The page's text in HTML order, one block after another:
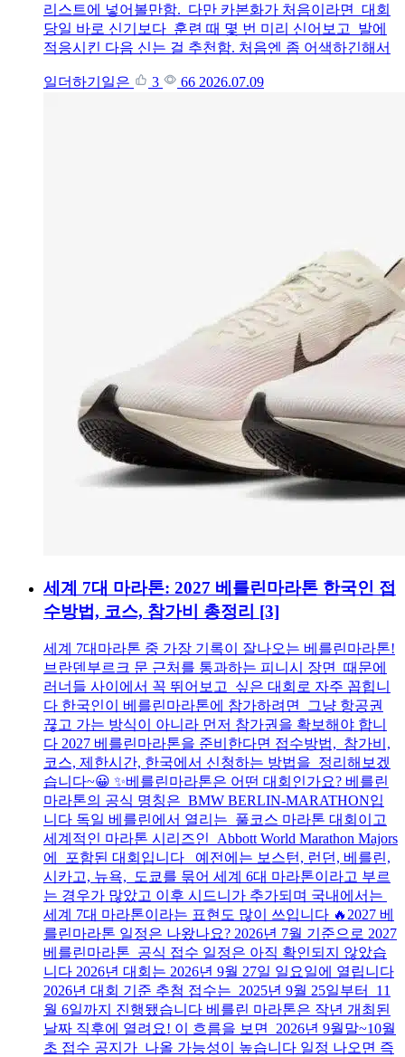
리스트에 넣어볼만함. 다만 카본화가 처음이라면 대회
당일 바로 신기보다 훈련 때 몇 번 미리 신어보고 발에
적응시킨 다음 신는 걸 추천함. 처음엔 좀 어색하긴해서
일더하기일은 3 66 2026.07.09
세계 7대 마라톤: 2027 베를린마라톤 한국인 접
수방법, 코스, 참가비 총정리 [3]
세계 7대마라톤 중 가장 기록이 잘나오는 베를린마라톤!
브란덴부르크 문 근처를 통과하는 피니시 장면 때문에
러너들 사이에서 꼭 뛰어보고 싶은 대회로 자주 꼽힙니
다 한국인이 베를린마라톤에 참가하려면 그냥 항공권
끊고 가는 방식이 아니라 먼저 참가권을 확보해야 합니
다 2027 베를린마라톤을 준비한다면 접수방법, 참가비,
코스, 제한시간, 한국에서 신청하는 방법을 정리해보겠
습니다~😀 ✨베를린마라톤은 어떤 대회인가요? 베를린
마라톤의 공식 명칭은 BMW BERLIN-MARATHON입
니다 독일 베를린에서 열리는 풀코스 마라톤 대회이고
세계적인 마라톤 시리즈인 Abbott World Marathon Majors
에 포함된 대회입니다 예전에는 보스턴, 런던, 베를린,
시카고, 뉴욕, 도쿄를 묶어 세계 6대 마라톤이라고 부르
는 경우가 많았고 이후 시드니가 추가되며 국내에서는
세계 7대 마라톤이라는 표현도 많이 쓰입니다 🔥2027 베
를린마라톤 일정은 나왔나요? 2026년 7월 기준으로 2027
베를린마라톤 공식 접수 일정은 아직 확인되지 않았습
니다 2026년 대회는 2026년 9월 27일 일요일에 열립니다
2026년 대회 기준 추첨 접수는 2025년 9월 25일부터 11
월 6일까지 진행됐습니다 베를린 마라톤은 작년 개최된
날짜 직후에 열려요! 이 흐름을 보면 2026년 9월말~10월
초 접수 공지가 나올 가능성이 높습니다 일정 나오면 즉